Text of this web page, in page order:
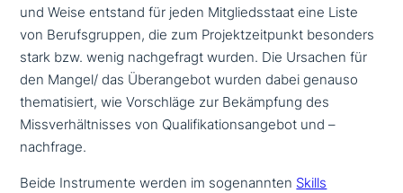
und Weise entstand für jeden Mitgliedsstaat eine Liste
von Berufsgruppen, die zum Projektzeitpunkt besonders
stark bzw. wenig nach­ge­fragt wurden. Die Ursachen für
den Mangel/ das Überangebot wurden dabei genauso
the­ma­ti­siert, wie Vorschläge zur Bekämpfung des
Missverhältnisses von Qualifikationsangebot und –
nachfrage.
Beide Instrumente werden im soge­nann­ten Skills